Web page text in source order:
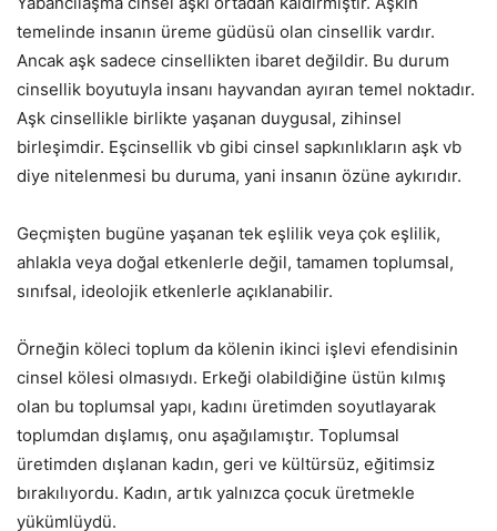
temelinde insanın üreme güdüsü olan cinsellik vardır.
Ancak aşk sadece cinsellikten ibaret değildir. Bu durum
cinsellik boyutuyla insanı hayvandan ayıran temel noktadır.
Aşk cinsellikle birlikte yaşanan duygusal, zihinsel
birleşimdir. Eşcinsellik vb gibi cinsel sapkınlıkların aşk vb
diye nitelenmesi bu duruma, yani insanın özüne aykırıdır.
Geçmişten bugüne yaşanan tek eşlilik veya çok eşlilik,
ahlakla veya doğal etkenlerle değil, tamamen toplumsal,
sınıfsal, ideolojik etkenlerle açıklanabilir.
Örneğin köleci toplum da kölenin ikinci işlevi efendisinin
cinsel kölesi olmasıydı. Erkeği olabildiğine üstün kılmış
olan bu toplumsal yapı, kadını üretimden soyutlayarak
toplumdan dışlamış, onu aşağılamıştır. Toplumsal
üretimden dışlanan kadın, geri ve kültürsüz, eğitimsiz
bırakılıyordu. Kadın, artık yalnızca çocuk üretmekle
yükümlüydü.